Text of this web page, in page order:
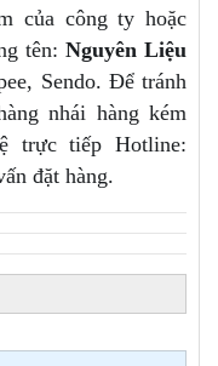
của công ty hoặc
tên: Nguyên Liệu
Sendo. Để tránh
nhái hàng kém
trực tiếp Hotline:
đặt hàng.